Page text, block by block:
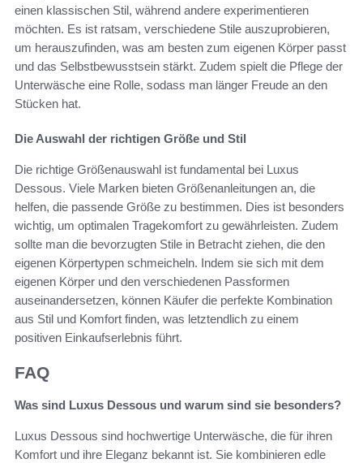
einen klassischen Stil, während andere experimentieren
möchten. Es ist ratsam, verschiedene Stile auszuprobieren,
um herauszufinden, was am besten zum eigenen Körper passt
und das Selbstbewusstsein stärkt. Zudem spielt die Pflege der
Unterwäsche eine Rolle, sodass man länger Freude an den
Stücken hat.
Die Auswahl der richtigen Größe und Stil
Die richtige Größenauswahl ist fundamental bei Luxus
Dessous. Viele Marken bieten Größenanleitungen an, die
helfen, die passende Größe zu bestimmen. Dies ist besonders
wichtig, um optimalen Tragekomfort zu gewährleisten. Zudem
sollte man die bevorzugten Stile in Betracht ziehen, die den
eigenen Körpertypen schmeicheln. Indem sie sich mit dem
eigenen Körper und den verschiedenen Passformen
auseinandersetzen, können Käufer die perfekte Kombination
aus Stil und Komfort finden, was letztendlich zu einem
positiven Einkaufserlebnis führt.
FAQ
Was sind Luxus Dessous und warum sind sie besonders?
Luxus Dessous sind hochwertige Unterwäsche, die für ihren
Komfort und ihre Eleganz bekannt ist. Sie kombinieren edle